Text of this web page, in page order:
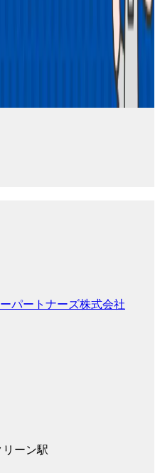
パートナーズ株式会社
ーン駅